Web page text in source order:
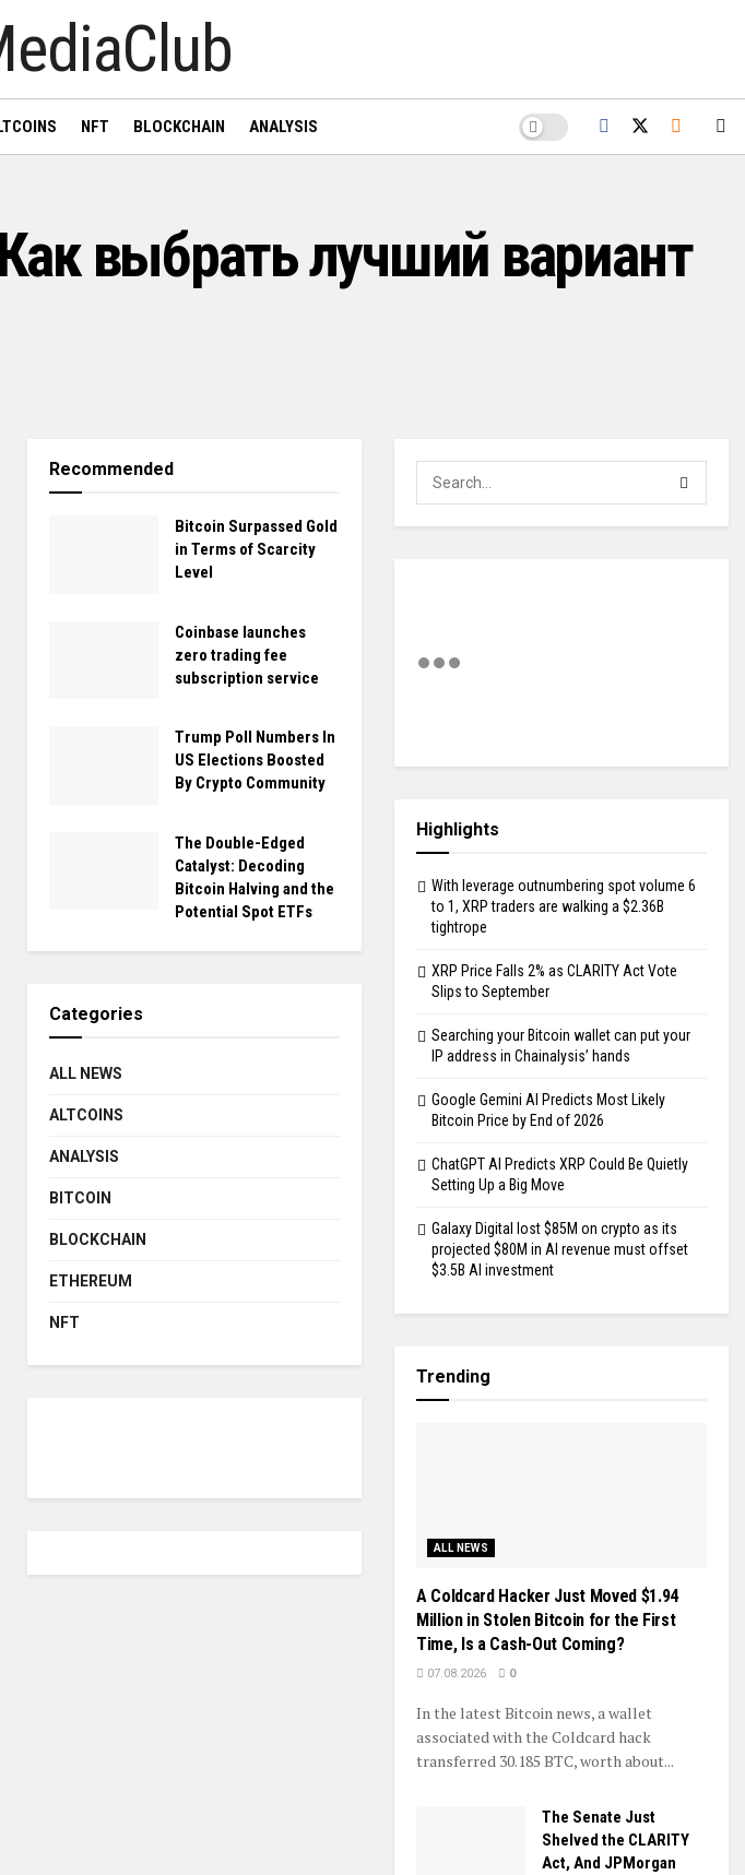
NFT BLOCKCHAIN ANALYSIS
выбрать лучший вариант
Recommended
Bitcoin Surpassed Gold
in Terms of Scarcity
Level
Coinbase launches
zero trading fee
subscription service
Trump Poll Numbers In
US Elections Boosted
By Crypto Community
The Double-Edged
Catalyst: Decoding
Bitcoin Halving and the
Potential Spot ETFs
Categories
ALL NEWS
ALTCOINS
ANALYSIS
BITCOIN
BLOCKCHAIN
ETHEREUM
NFT
Highlights
With leverage outnumbering spot volume 6
to 1, XRP traders are walking a $2.36B
tightrope
XRP Price Falls 2% as CLARITY Act Vote
Slips to September
Searching your Bitcoin wallet can put your
IP address in Chainalysis’ hands
Google Gemini AI Predicts Most Likely
Bitcoin Price by End of 2026
ChatGPT AI Predicts XRP Could Be Quietly
Setting Up a Big Move
Galaxy Digital lost $85M on crypto as its
projected $80M in AI revenue must offset
$3.5B AI investment
Trending
ALL NEWS
A Coldcard Hacker Just Moved $1.94
Million in Stolen Bitcoin for the First
Time, Is a Cash-Out Coming?
07.08.2026 0
In the latest Bitcoin news, a wallet
associated with the Coldcard hack
transferred 30.185 BTC, worth about...
The Senate Just
Shelved the CLARITY
Act, And JPMorgan